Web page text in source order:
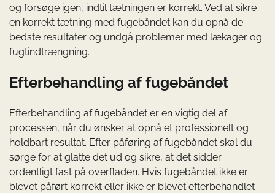
og forsøge igen, indtil tætningen er korrekt. Ved at sikre
en korrekt tætning med fugebåndet kan du opnå de
bedste resultater og undgå problemer med lækager og
fugtindtrængning.
Efterbehandling af fugebåndet
Efterbehandling af fugebåndet er en vigtig del af
processen, når du ønsker at opnå et professionelt og
holdbart resultat. Efter påføring af fugebåndet skal du
sørge for at glatte det ud og sikre, at det sidder
ordentligt fast på overfladen. Hvis fugebåndet ikke er
blevet påført korrekt eller ikke er blevet efterbehandlet